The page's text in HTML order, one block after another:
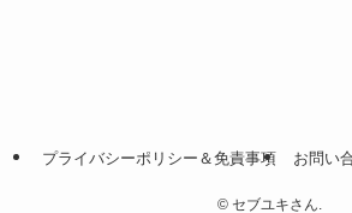
プライバシーポリシー＆免責事項 お問い
©セブユキさん.